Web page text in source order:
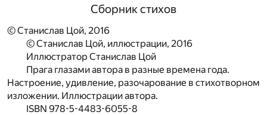
Сборник стихов
© Станислав Цой, 2016
© Станислав Цой, иллюстрации, 2016
Иллюстратор Станислав Цой
Прага глазами автора в разные времена года.
Настроение, удивление, разочарование в стихотворном
изложении. Иллюстрации автора.
ISBN 978-5-4483-6055-8